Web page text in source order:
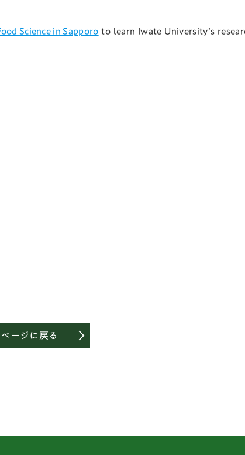
Science in Sapporo to learn Iwate University’s
ージに戻る